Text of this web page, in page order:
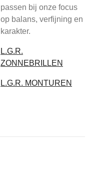
passen bij onze focus
op balans, verfijning en
karakter.
L.G.R.
ZONNEBRILLEN
L.G.R. MONTUREN